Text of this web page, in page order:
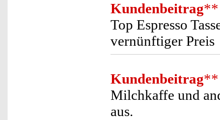
Kundenbeitrag**
Top Espresso
vernünftiger Preis
Kundenbeitrag**
Milchkaffe und
aus.